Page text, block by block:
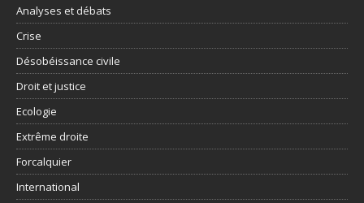
Analyses et débats
Crise
Désobéissance civile
Droit et justice
Ecologie
Extrême droite
Forcalquier
International